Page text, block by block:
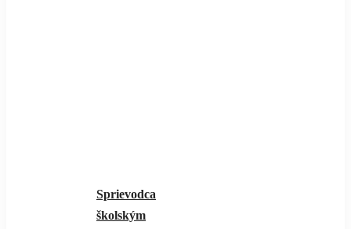
Sprievodca
školským